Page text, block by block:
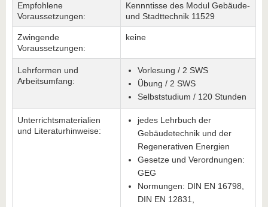
Empfohlene
Voraussetzungen:
Kennntisse des Modul Gebäude-
und Stadttechnik 11529
Zwingende
Voraussetzungen:
keine
Lehrformen und
Arbeitsumfang:
Vorlesung / 2 SWS
Übung / 2 SWS
Selbststudium / 120 Stunden
Unterrichtsmaterialien
und Literaturhinweise:
jedes Lehrbuch der
Gebäudetechnik und der
Regenerativen Energien
Gesetze und Verordnungen:
GEG
Normungen: DIN EN 16798,
DIN EN 12831,